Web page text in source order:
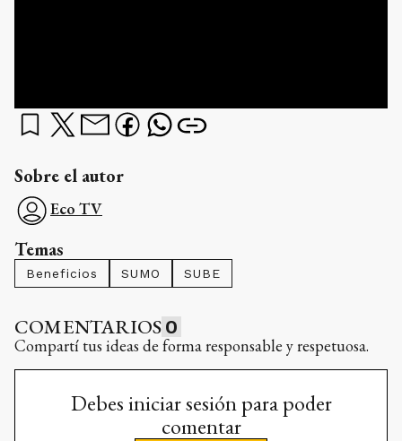
Sobre el autor
Eco TV
Temas
Beneficios SUMO SUBE
COMENTARIOS 0
Compartí tus ideas de forma responsable y respetuosa.
Debes iniciar sesión para poder
comentar